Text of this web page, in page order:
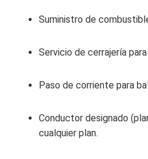
Suministro de
Servicio de cerrajería
Paso de corriente para
Conductor designado
cualquier plan.